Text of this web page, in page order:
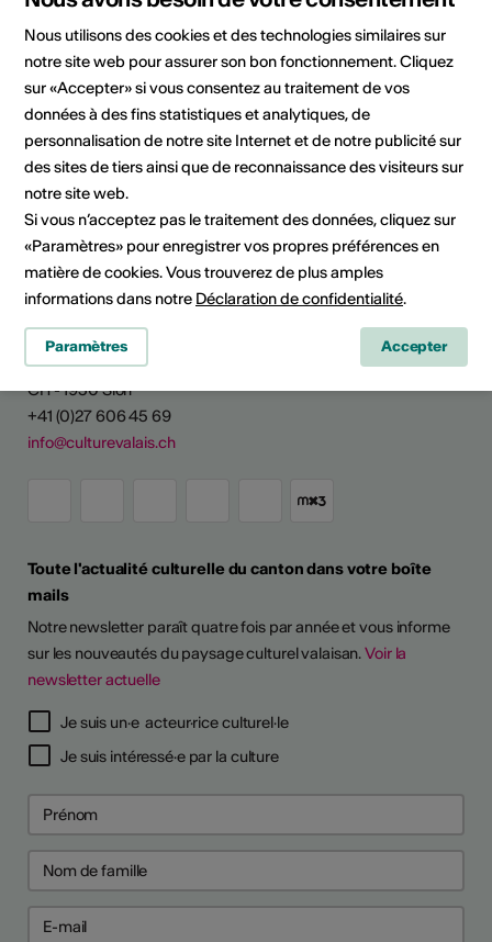
Domaine
Domaine culturel
Arts visuels
Catégorie
Appels à projet / concours
Partager l'actualité
Culture Valais
Rue de Lausanne 45
CH - 1950 Sion
+41 (0)27 606 45 69
info@culturevalais.ch
Toute l'actualité culturelle du canton dans votre boîte
mails
Notre newsletter paraît quatre fois par année et vous informe
sur les nouveautés du paysage culturel valaisan.Voir la
newsletter actuelle
Je suis un·e acteur·rice culturel·le
Je suis intéressé·e par la culture
Nous utilisons des cookies et des technologies similaires sur
notre site web pour assurer son bon fonctionnement. Cliquez
sur «Accepter» si vous consentez au traitement de vos
données à des fins statistiques et analytiques, de
personnalisation de notre site Internet et de notre publicité sur
des sites de tiers ainsi que de reconnaissance des visiteurs sur
notre site web.
Si vous n’acceptez pas le traitement des données, cliquez sur
«Paramètres» pour enregistrer vos propres préférences en
matière de cookies. Vous trouverez de plus amples
informations dans notre Déclaration de confidentialité.
Paramètres Accepter